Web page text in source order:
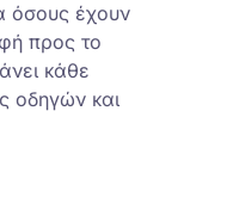
όσους έχουν
προς το
κάθε
οδηγών και